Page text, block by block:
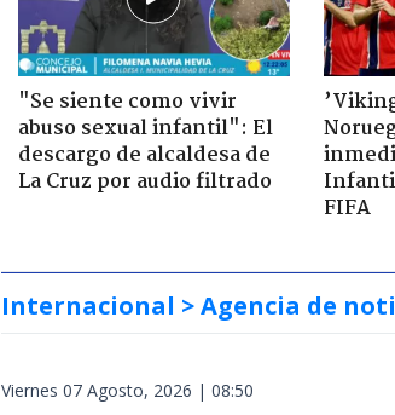
"Se siente como vivir
abuso sexual infantil": El
descargo de alcaldesa de
La Cruz por audio filtrado
FIFA
Internacional > Agencia de
Viernes 07 Agosto, 2026 | 08:50